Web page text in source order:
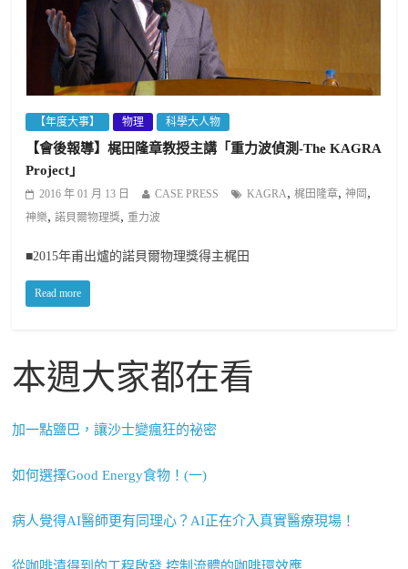
【年度大事】 物理 科學大人物
【會後報導】梶田隆章教授主講「重力波偵測-The KAGRA
Project」
2016 年 01 月 13 日 CASE PRESS KAGRA,梶田隆章,神岡 ,
神樂,諾貝爾物理獎,重力波
■2015年甫出爐的諾貝爾物理獎得主梶田
Read more
本週大家都在看
加一點鹽巴，讓沙士變瘋狂的祕密
如何選擇Good Energy食物！(一)
病人覺得AI醫師更有同理心？AI正在介入真實醫療現場！